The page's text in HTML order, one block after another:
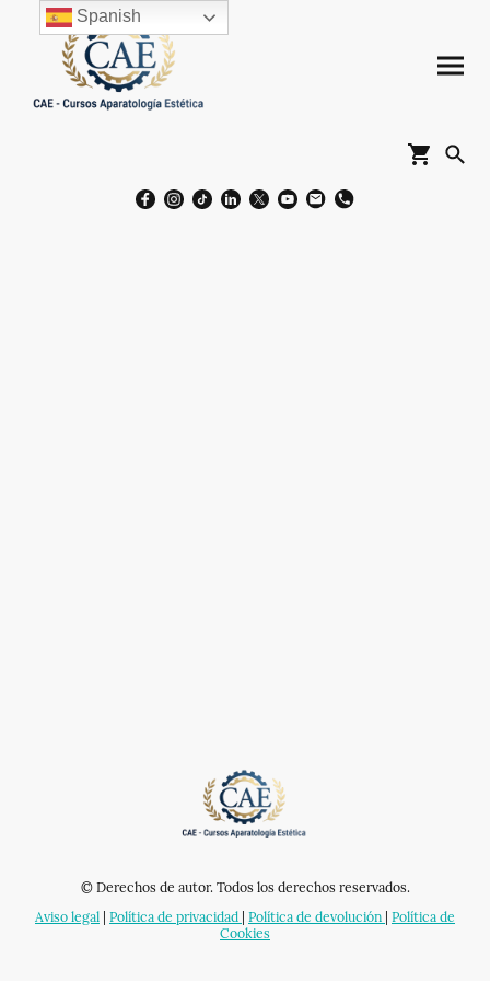
© Derechos de autor. Todos los derechos reservados.
Aviso legal
Política de privacidad Política de devolución Política de
Cookies
Spanish